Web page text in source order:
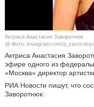
Актриса Анастасия Заворотнюк
@ Фото: instagram.com/
Актриса Анастасия
эфире одного из
«Москва» директор
РИА Новости пишут, что
Заворотнюк: